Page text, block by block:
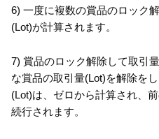
6) 一度に複数の賞品のロック
(Lot)が計算されます。
7) 賞品のロック解除して取引
な賞品の取引量(Lot)を解除を
(Lot)は、ゼロから計算され、
続行されます。